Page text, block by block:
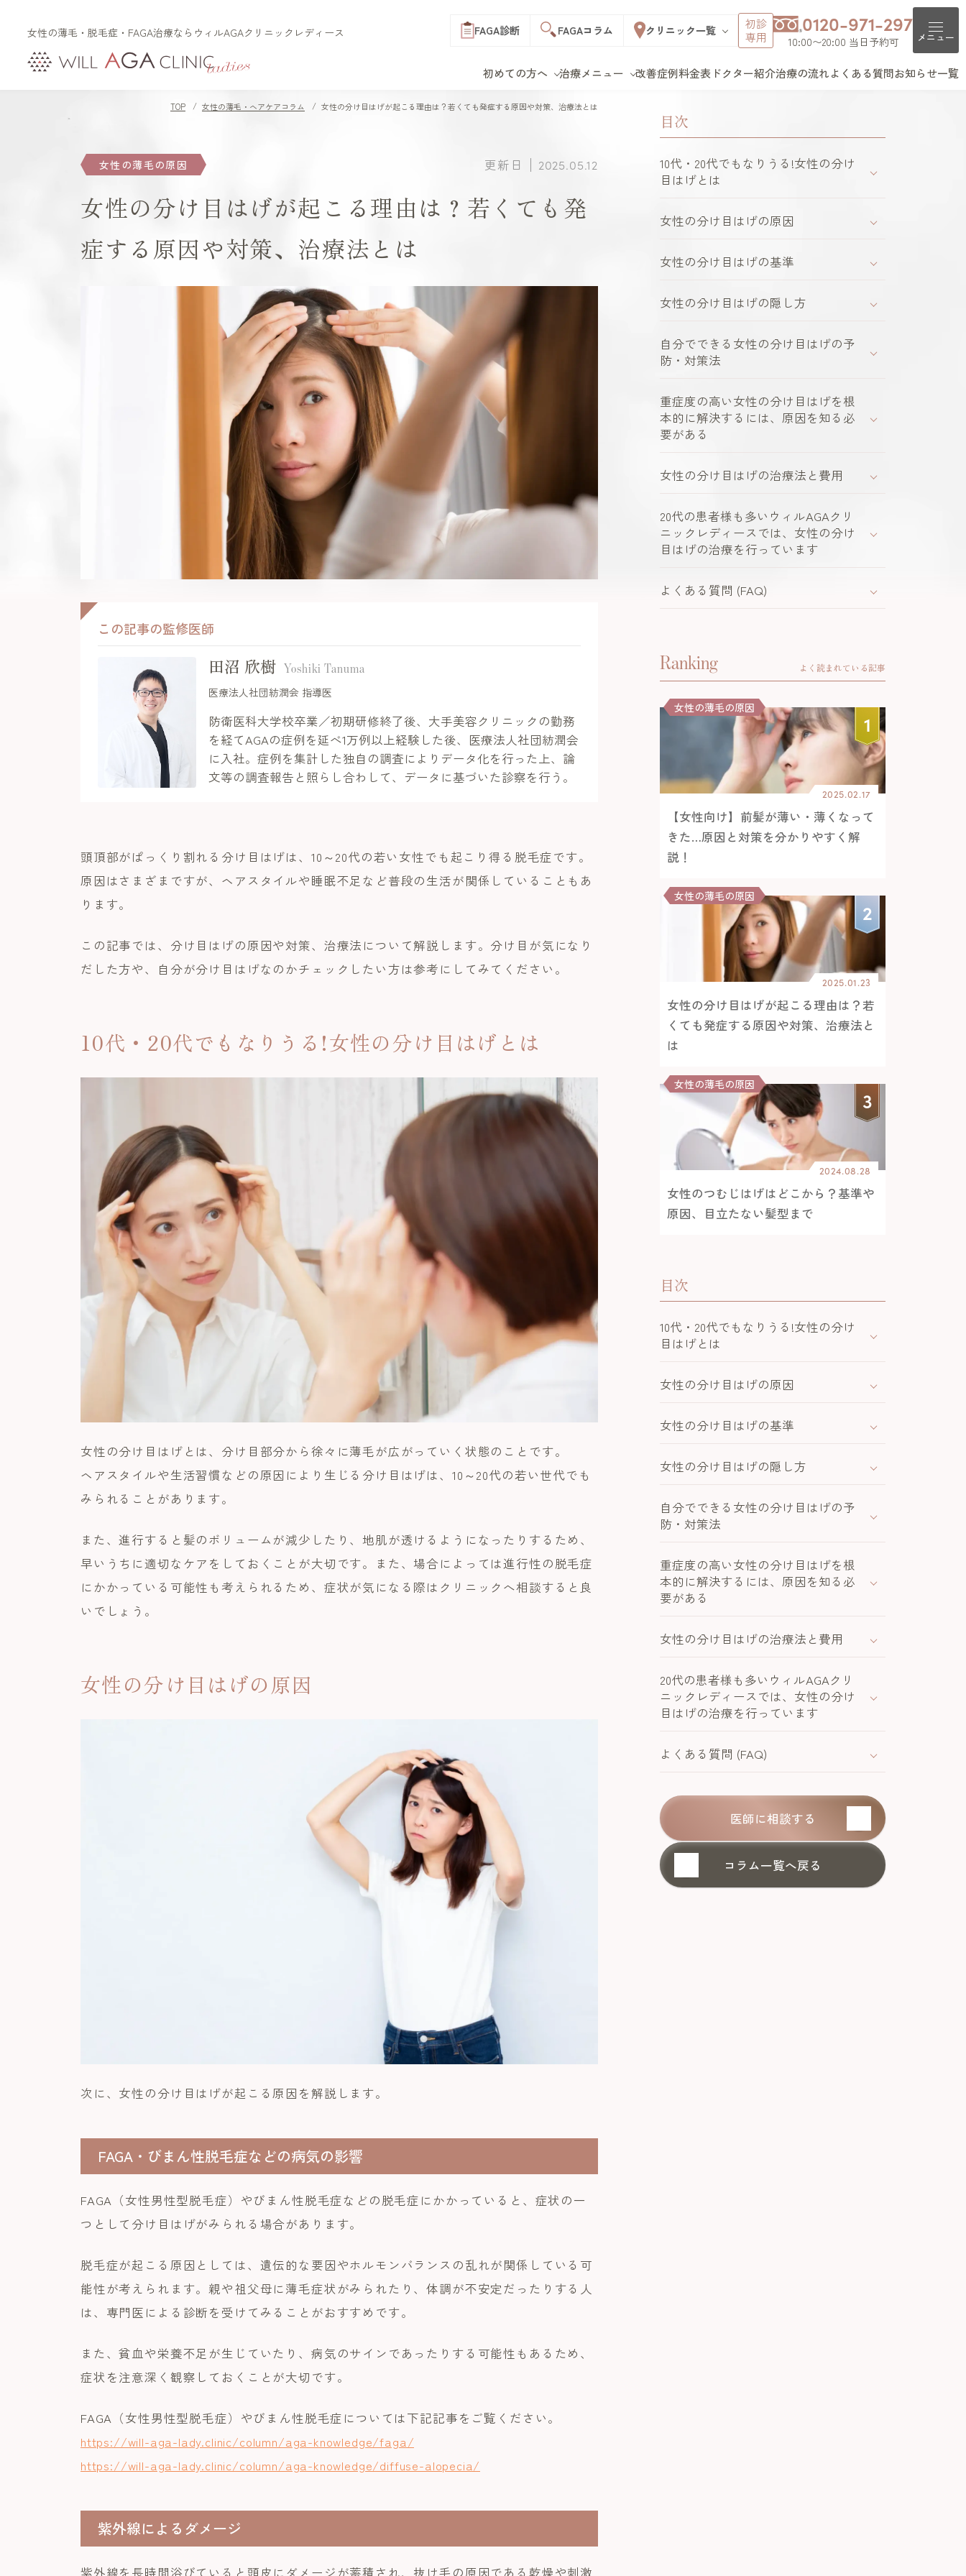
女性の薄毛・脱毛症・FAGA治療ならウィルAGAクリニックレディース FAGA診断 FAGAコラム クリニック一覧
新宿院
池袋院
表参道院
町田院
千葉院
札幌院
仙台院
名古屋院
大阪梅田院
初診
専用
0120-971-297
10:00〜20:00 当日予約可 メニュー
初めての方へ
初めての方へ トップ
FAGAとは（女性型脱毛症）
治療メニュー
治療メニュー トップ
LHDV頭皮注入治療
円形脱毛症治療
ステロイド局所注射
改善症例料金表 ドクター紹介治療の流れよくある質問お知らせ一覧
FPHLとは（女性の薄毛）
リッチディオーラム
白髪治療
リジュビナートリファイ
ン療法
円形脱毛症治療
オルミエント治療薬®
ステロイド局所注射
年代で探す
50代以上
薄毛治療費一覧
お支払い方法
費用のよくある質問
新宿院
表参道院
銀座院
横浜院
大宮院
千葉院
札幌院
神戸三宮院
福岡院
て
ドクター紹介 お知らせ
TOP 女性の薄毛・ヘアケアコラム 女性の分け目はげが起こる理由は？若くても発症する原因や対策、治療法とは
女性の薄毛の原因 更新日 2025.05.12
女性の分け目はげが起こる理由は？若くても発
症する原因や対策、治療法とは
この記事の監修医師
田沼 欣樹 Yoshiki Tanuma
医療法人社団紡潤会 指導医
防衛医科大学校卒業／初期研修終了後、大手美容クリニックの勤務
を経てAGAの症例を延べ1万例以上経験した後、医療法人社団紡潤会
に入社。症例を集計した独自の調査によりデータ化を行った上、論
文等の調査報告と照らし合わして、データに基づいた診察を行う。
目次
10代・20代でもなりうる!女性の分け
目はげとは
女性の分け目はげの原因
女性の分け目はげの基準
女性の分け目はげの隠し方
自分でできる女性の分け目はげの予
防・対策法
重症度の高い女性の分け目はげを根
本的に解決するには、原因を知る必
要がある
女性の分け目はげの治療法と費用
20代の患者様も多いウィルAGAクリ
ニックレディースでは、女性の分け
目はげの治療を行っています
よくある質問 (FAQ)
Ranking よく読まれている記事
女性の薄毛の原因
2025.02.17
【女性向け】前髪が薄い・薄くなって
きた…原因と対策を分かりやすく解
説！
女性の薄毛の原因
2025.01.23
女性の分け目はげが起こる理由は？若
くても発症する原因や対策、治療法と
は
女性の薄毛の原因
2024.08.28
女性のつむじはげはどこから？基準や
原因、目立たない髪型まで
目次
10代・20代でもなりうる!女性の分け
目はげとは
女性の分け目はげの原因
女性の分け目はげの基準
女性の分け目はげの隠し方
自分でできる女性の分け目はげの予
防・対策法
重症度の高い女性の分け目はげを根
本的に解決するには、原因を知る必
要がある
女性の分け目はげの治療法と費用
20代の患者様も多いウィルAGAクリ
ニックレディースでは、女性の分け
目はげの治療を行っています
よくある質問 (FAQ)
医師に相談する
コラム一覧へ戻る
頭頂部がぱっくり割れる分け目はげは、10～20代の若い女性でも起こり得る脱毛症です。
原因はさまざまですが、ヘアスタイルや睡眠不足など普段の生活が関係していることもあ
ります。
この記事では、分け目はげの原因や対策、治療法について解説します。分け目が気になり
だした方や、自分が分け目はげなのかチェックしたい方は参考にしてみてください。
10代・20代でもなりうる!女性の分け目はげとは
女性の分け目はげとは、分け目部分から徐々に薄毛が広がっていく状態のことです。
ヘアスタイルや生活習慣などの原因により生じる分け目はげは、10～20代の若い世代でも
みられることがあります。
また、進行すると髪のボリュームが減少したり、地肌が透けるようになったりするため、
早いうちに適切なケアをしておくことが大切です。また、場合によっては進行性の脱毛症
にかかっている可能性も考えられるため、症状が気になる際はクリニックへ相談すると良
いでしょう。
女性の分け目はげの原因
次に、女性の分け目はげが起こる原因を解説します。
FAGA・びまん性脱毛症などの病気の影響
FAGA（女性男性型脱毛症）やびまん性脱毛症などの脱毛症にかかっていると、症状の一
つとして分け目はげがみられる場合があります。
脱毛症が起こる原因としては、遺伝的な要因やホルモンバランスの乱れが関係している可
能性が考えられます。親や祖父母に薄毛症状がみられたり、体調が不安定だったりする人
は、専門医による診断を受けてみることがおすすめです。
また、貧血や栄養不足が生じていたり、病気のサインであったりする可能性もあるため、
症状を注意深く観察しておくことが大切です。
FAGA（女性男性型脱毛症）やびまん性脱毛症については下記記事をご覧ください。
https://will-aga-lady.clinic/column/aga-knowledge/faga/
https://will-aga-lady.clinic/column/aga-knowledge/diffuse-alopecia/
紫外線によるダメージ
紫外線を長時間浴びていると頭皮にダメージが蓄積され、抜け毛の原因である乾燥や刺激